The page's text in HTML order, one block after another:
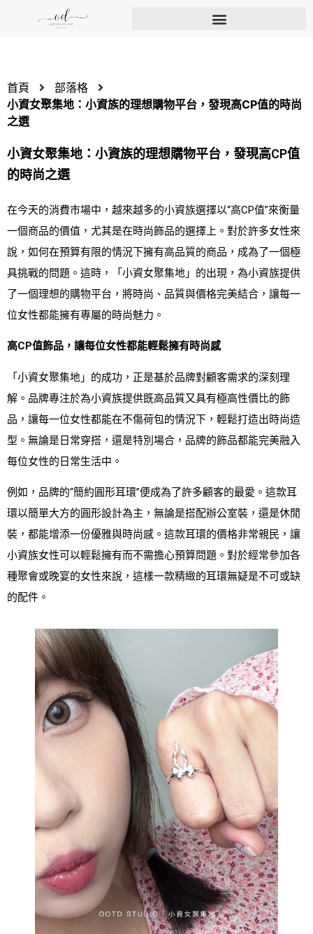
首頁
部落格
小資女聚集地：小資族的理想購物平台，發現高CP值的時尚
之選
小資女聚集地：小資族的理想購物平台，發現高CP值
的時尚之選
在今天的消費市場中，越來越多的小資族選擇以“高CP值”來衡量
一個商品的價值，尤其是在時尚飾品的選擇上。對於許多女性來
說，如何在預算有限的情況下擁有高品質的商品，成為了一個極
具挑戰的問題。這時，「小資女聚集地」的出現，為小資族提供
了一個理想的購物平台，將時尚、品質與價格完美結合，讓每一
位女性都能擁有專屬的時尚魅力。
高CP值飾品，讓每位女性都能輕鬆擁有時尚感
「小資女聚集地」的成功，正是基於品牌對顧客需求的深刻理
解。品牌專注於為小資族提供既高品質又具有極高性價比的飾
品，讓每一位女性都能在不傷荷包的情況下，輕鬆打造出時尚造
型。無論是日常穿搭，還是特別場合，品牌的飾品都能完美融入
每位女性的日常生活中。
例如，品牌的“簡約圓形耳環”便成為了許多顧客的最愛。這款耳
環以簡單大方的圓形設計為主，無論是搭配辦公室裝，還是休閒
裝，都能增添一份優雅與時尚感。這款耳環的價格非常親民，讓
小資族女性可以輕鬆擁有而不需擔心預算問題。對於經常參加各
種聚會或晚宴的女性來說，這樣一款精緻的耳環無疑是不可或缺
的配件。